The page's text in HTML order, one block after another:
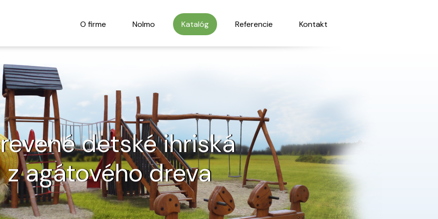
O firme Nolmo Katalóg Referencie Kontakt
detské ihriská
z agátového dreva